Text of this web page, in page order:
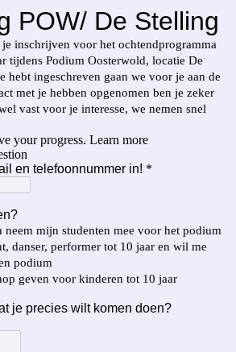
POW/ De Stelling
inschrijven voor het ochtendprogramma
tijdens Podium Oosterwold, locatie De
hebt ingeschreven gaan we voor je aan de
met je hebben opgenomen ben je zeker
vast voor je interesse, we nemen snel
your progress. Learn more
en telefoonnummer in! *
mijn studenten mee voor het podium
danser, performer tot 10 jaar en wil me
podium
geven voor kinderen tot 10 jaar
je precies wilt komen doen?